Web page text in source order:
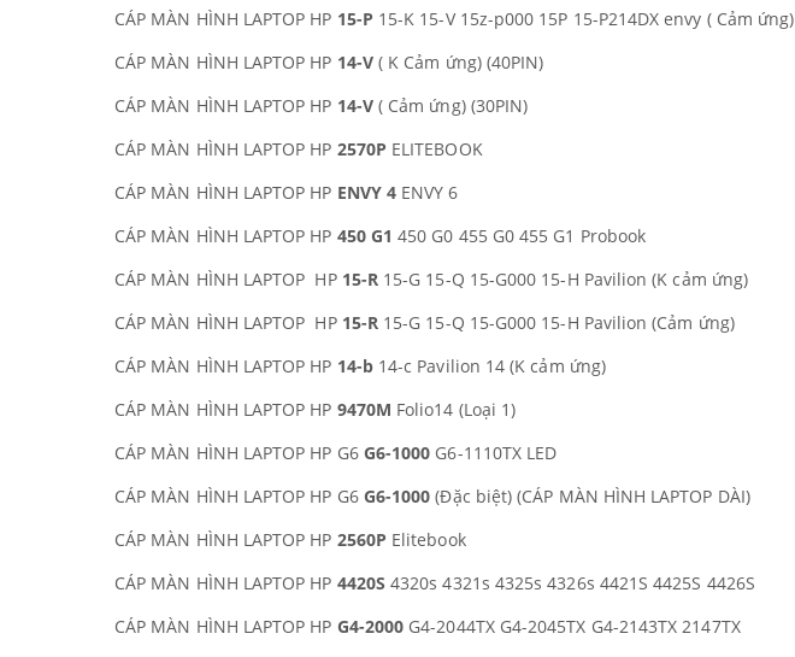
CÁP MÀN HÌNH LAPTOP HP 15-P 15-K 15-V 15z-p000 15P 15-P214DX envy ( Cảm ứng)
CÁP MÀN HÌNH LAPTOP HP 14-V( K Cảm ứng) (40PIN)
CÁP MÀN HÌNH LAPTOP HP 14-V( Cảm ứng) (30PIN)
CÁP MÀN HÌNH LAPTOP HP 2570P ELITEBOOK
CÁP MÀN HÌNH LAPTOP HP ENVY 4 ENVY 6
CÁP MÀN HÌNH LAPTOP HP 450 G1 450 G0 455 G0 455 G1 Probook
CÁP MÀN HÌNH LAPTOP HP 15-R15-G 15-Q 15-G000 15-H Pavilion (K cảm ứng)
CÁP MÀN HÌNH LAPTOP HP 15-R15-G 15-Q 15-G000 15-H Pavilion (Cảm ứng)
CÁP MÀN HÌNH LAPTOP HP 14-b14-c Pavilion 14 (K cảm ứng)
CÁP MÀN HÌNH LAPTOP HP 9470M Folio14 (Loại 1)
CÁP MÀN HÌNH LAPTOP HP G6 G6-1000 G6-1110TX LED
CÁP MÀN HÌNH LAPTOP HP G6 G6-1000 (Đặc biệt) (CÁP MÀN HÌNH LAPTOP DÀI)
CÁP MÀN HÌNH LAPTOP HP 2560P Elitebook
CÁP MÀN HÌNH LAPTOP HP 4420S 4320s 4321s 4325s 4326s 4421S 4425S 4426S
CÁP MÀN HÌNH LAPTOP HP G4-2000 G4-2044TX G4-2045TX G4-2143TX 2147TX